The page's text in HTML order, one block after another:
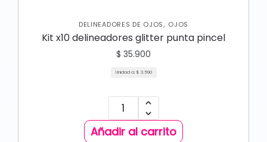
DELINEADORES DE OJOS, OJOS
Kit x10 delineadores glitter punta pincel
$ 35.900
Unidad a: $ 3.590
Añadir al carrito